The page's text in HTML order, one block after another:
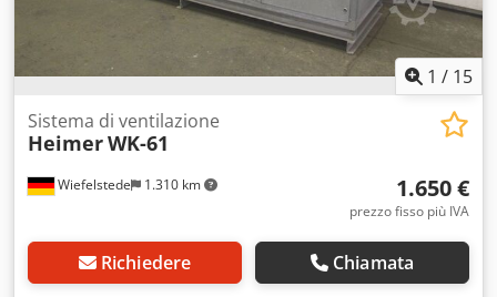
1 / 15
Wiefelstede 1.310 km
Sistema di ventilazione
HeimerWK-61
1.650 €
prezzo fisso più IVA
Richiedere Chiamata